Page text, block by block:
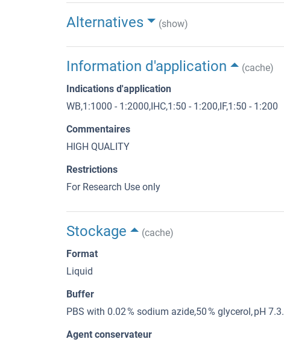
Alternatives (show)
Information d'application
(cache)
Indications d'application
WB,1:1000 - 1:2000,IHC,1:50 - 1:200,IF,1:50 - 1:200
Commentaires
HIGH QUALITY
Restrictions
For Research Use only
Stockage
(cache)
Format
Liquid
Buffer
PBS with 0.02 % sodium azide,50 % glycerol, pH 7.3.
Agent conservateur